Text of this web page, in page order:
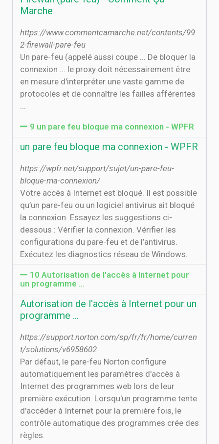
Marche
https://www.commentcamarche.net/contents/99
2-firewall-pare-feu
Un pare-feu (appelé aussi coupe ... De bloquer la
connexion ... le proxy doit nécessairement être
en mesure d'interpréter une vaste gamme de
protocoles et de connaître les failles afférentes
...
9 un pare feu bloque ma connexion - WPFR
un pare feu bloque ma connexion - WPFR
https://wpfr.net/support/sujet/un-pare-feu-
bloque-ma-connexion/
Votre accès à Internet est bloqué. Il est possible
qu’un pare-feu ou un logiciel antivirus ait bloqué
la connexion. Essayez les suggestions ci-
dessous : Vérifier la connexion. Vérifier les
configurations du pare-feu et de l’antivirus.
Exécutez les diagnostics réseau de Windows.
10 Autorisation de l'accès à Internet pour
un programme …
Autorisation de l'accès à Internet pour un
programme …
https://support.norton.com/sp/fr/fr/home/curren
t/solutions/v6958602
Par défaut, le pare-feu Norton configure
automatiquement les paramètres d'accès à
Internet des programmes web lors de leur
première exécution. Lorsqu'un programme tente
d'accéder à Internet pour la première fois, le
contrôle automatique des programmes crée des
règles.